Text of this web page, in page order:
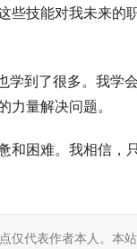
技能对我未来的
到了很多。我学
量解决问题。
和困难。我相信，
仅代表作者本人。本